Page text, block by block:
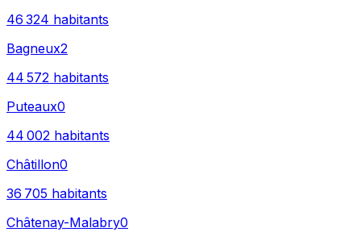
46 324 habitants
Bagneux2
44 572 habitants
Puteaux0
44 002 habitants
Châtillon0
36 705 habitants
Châtenay-Malabry0